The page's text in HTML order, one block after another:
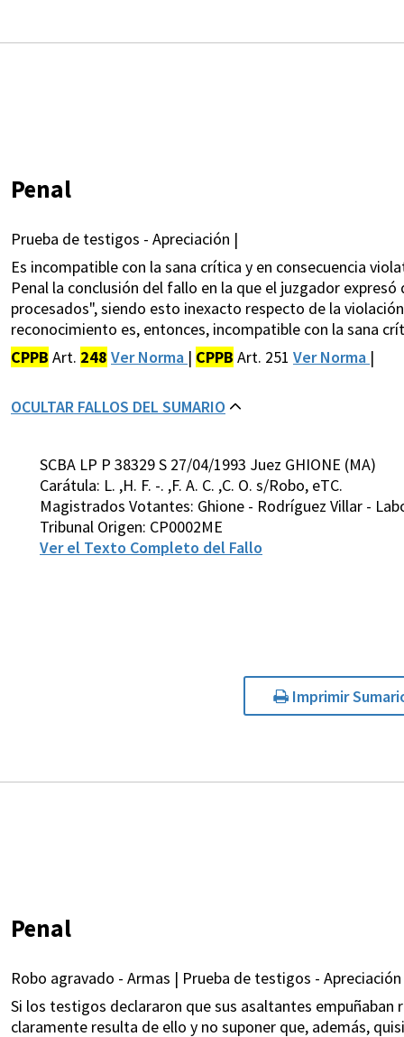
Penal
Prueba de testigos - Apreciación |
Es incompatible con la sana crítica y en consecuencia
Penal la conclusión del fallo en la que el juzgador
procesados", siendo esto inexacto respecto de la
reconocimiento es, entonces, incompatible con la sana
CPPB Art. 248 Ver Norma | CPPB Art. 251 Ver Norma |
OCULTAR FALLOS DEL SUMARIO
SCBA LP P 38329 S 27/04/1993 Juez GHIONE (MA)
Carátula: L. ,H. F. -. ,F. A. C. ,C. O. s/Robo, eTC.
Magistrados Votantes: Ghione - Rodríguez Villar -
Tribunal Origen: CP0002ME
Ver el Texto Completo del Fallo
Imprimir
Penal
Robo agravado - Armas | Prueba de testigos -
Si los testigos declararon que sus asaltantes
claramente resulta de ello y no suponer que, además,